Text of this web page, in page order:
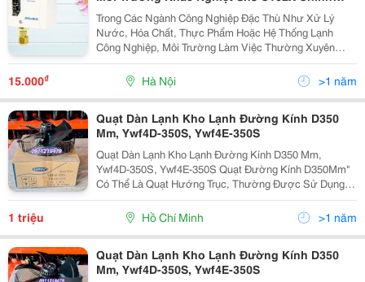
Hãng Mua Tại Dantek
Trong Các Ngành Công Nghiệp Đặc Thù Như Xử Lý
Nước, Hóa Chất, Thực Phẩm Hoặc Hệ Thống Lạnh
Công Nghiệp, Môi Trường Làm Việc Thường Xuyên
Tiếp Xúc Với Hơi Ẩm, Hóa Chất Và Chất Ăn Mòn. Điều
Này Đặt Ra Yêu Cầu Rất Cao Đối Với Thiết Bị Đo Lường
Và Điều...
15.000₫ Hà Nội >1 năm
Quạt Dàn Lạnh Kho Lạnh Đường Kính D350
Mm, Ywf4D-350S, Ywf4E-350S
Quạt Dàn Lạnh Kho Lạnh Đường Kính D350 Mm,
Ywf4D-350S, Ywf4E-350S Quạt Đường Kính D350Mm"
Có Thể Là Quạt Hướng Trục, Thường Được Sử Dụng
Trong Các Hệ Thống Lạnh Công Nghiệp, Như Dàn Lạnh
(Thiết Bị Bay Hơi) Hoặc Dàn Nóng (Thiết Bị Ngưng Tụ).
1 triệu Hồ Chí Minh >1 năm
Quạt Dàn Lạnh Kho Lạnh Đường Kính D350
Mm, Ywf4D-350S, Ywf4E-350S